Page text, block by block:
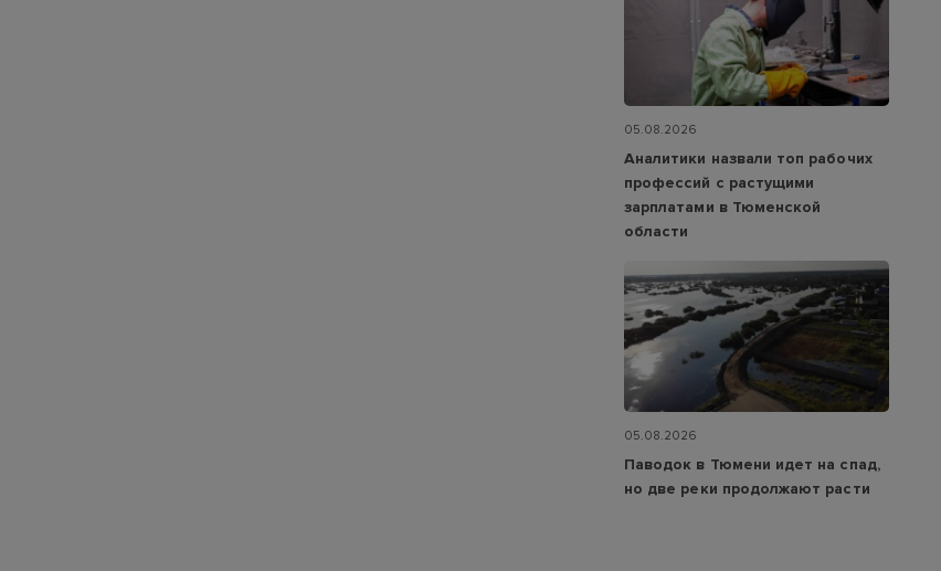
05.08.2026
Аналитики назвали топ рабочих
профессий с растущими
зарплатами в Тюменской
области
05.08.2026
Паводок в Тюмени идет на спад,
но две реки продолжают расти